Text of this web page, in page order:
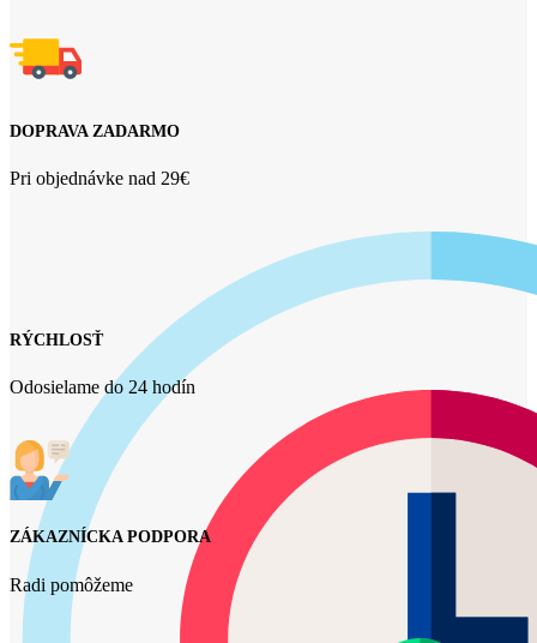
DOPRAVA ZADARMO
Pri objednávke nad 29€
RÝCHLOSŤ
Odosielame do 24 hodín
ZÁKAZNÍCKA PODPORA
Radi pomôžeme